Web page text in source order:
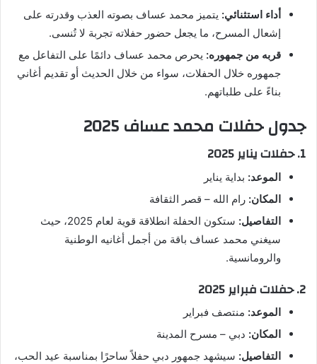
أداء استثنائي: يتميز محمد عساف بصوته العذب وقدرته على
إشعال المسرح، ما يجعل حضور حفلاته تجربة لا تُنسى.
قربه من جمهوره: يحرص محمد عساف دائمًا على التفاعل مع
جمهوره خلال الحفلات، سواء من خلال الحديث أو تقديم أغاني
بناءً على طلباتهم.
جدول حفلات محمد عساف 2025
1. حفلات يناير 2025
الموعد: بداية يناير
المكان: رام الله – قصر الثقافة
التفاصيل:
ستكون الحفلة انطلاقة قوية لعام 2025، حيث
سيغني محمد عساف باقة من أجمل أغانيه الوطنية
والرومانسية.
2. حفلات فبراير 2025
الموعد: منتصف فبراير
المكان: دبي – مسرح المدينة
التفاصيل: سيشهد جمهور دبي حفلاً ساحرًا بمناسبة عيد الحب،